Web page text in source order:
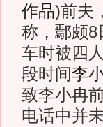
作品)前夫
称，鄢颇8
车时被四
段时间李
致李小冉
电话中并